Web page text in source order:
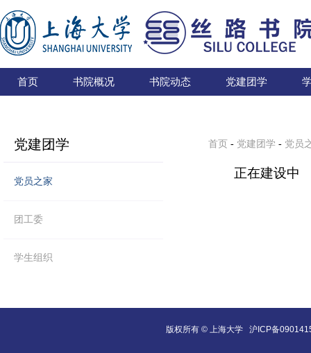
首页 书院概况 书院动态 党建团学
党建团学
党员之家
团工委
学生组织
首页 - 党建团学 - 党员
正在建设中
版权所有 © 上海大学 沪ICP备